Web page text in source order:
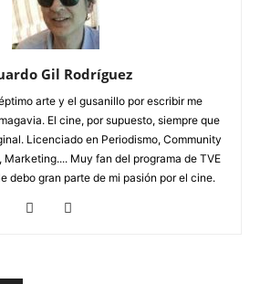
Gil Rodríguez
arte y el gusanillo por escribir me
El cine, por supuesto, siempre que
Licenciado en Periodismo, Community
Marketing.... Muy fan del programa de TVE
debo gran parte de mi pasión por el cine.